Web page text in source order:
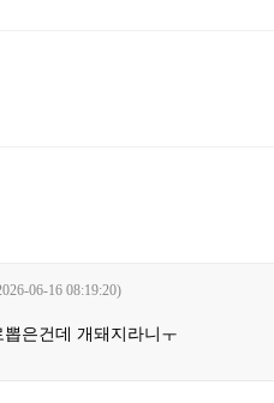
06-16 08:19:20)
은건데 개돼지라니ㅜ